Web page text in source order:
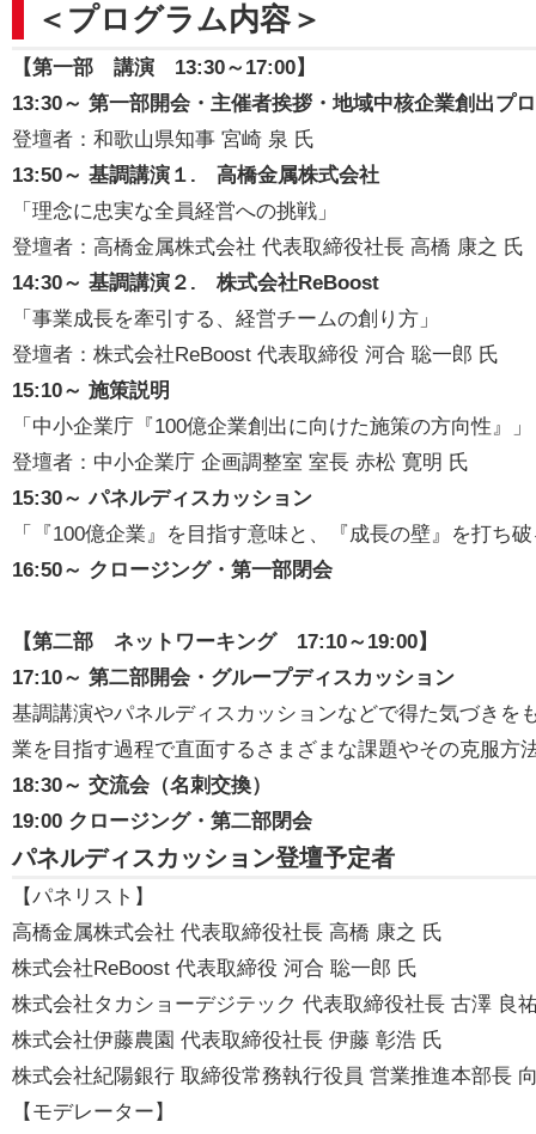
＜プログラム内容＞
【第一部 講演 13:30～17:00】
13:30～ 第一部開会・主催者挨拶・地域中核企業創出プ
登壇者：和歌山県知事 宮崎 泉 氏
13:50～ 基調講演１. 高橋金属株式会社
「理念に忠実な全員経営への挑戦」
登壇者：高橋金属株式会社 代表取締役社長 高橋 康之 氏
14:30～ 基調講演２. 株式会社ReBoost
「事業成長を牽引する、経営チームの創り方」
登壇者：株式会社ReBoost 代表取締役 河合 聡一郎 氏
15:10～ 施策説明
「中小企業庁『100億企業創出に向けた施策の方向性』」
登壇者：中小企業庁 企画調整室 室長 赤松 寛明 氏
15:30～ パネルディスカッション
「『100億企業』を目指す意味と、『成長の壁』を打ち
16:50～ クロージング・第一部閉会
【第二部 ネットワーキング 17:10～19:00】
17:10～ 第二部開会・グループディスカッション
基調講演やパネルディスカッションなどで得た気づきを
業を目指す過程で直面するさまざまな課題やその克服方
18:30～ 交流会（名刺交換）
19:00 クロージング・第二部閉会
パネルディスカッション登壇予定者
【パネリスト】
高橋金属株式会社 代表取締役社長 高橋 康之 氏
株式会社ReBoost 代表取締役 河合 聡一郎 氏
株式会社タカショーデジテック 代表取締役社長 古澤 良
株式会社伊藤農園 代表取締役社長 伊藤 彰浩 氏
株式会社紀陽銀行 取締役常務執行役員 営業推進本部長
【モデレーター】